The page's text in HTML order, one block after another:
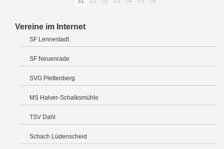
Vereine im Internet
SF Lennestadt
SF Neuenrade
SVG Plettenberg
MS Halver-Schalksmühle
TSV Dahl
Schach Lüdenscheid